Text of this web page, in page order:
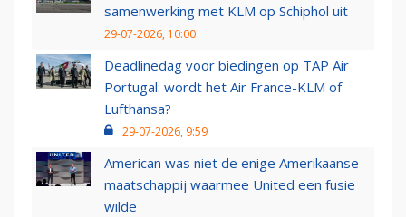
samenwerking met KLM op Schiphol uit
29-07-2026, 10:00
Deadlinedag voor biedingen op TAP Air
Portugal: wordt het Air France-KLM of
Lufthansa?
29-07-2026, 9:59
American was niet de enige Amerikaanse
maatschappij waarmee United een fusie
wilde